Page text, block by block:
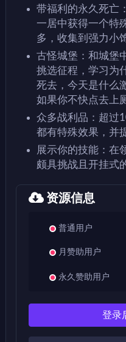
带福利的永久死亡
一居中获得一个特
多，收集到强力小
古怪城堡：和城堡
挑选征程，学习为
死去，今天是什么
如果你不快点去上
众多战利品：超过
都有特殊效果，并
展示你的技能：在
颇具挑战且开挂式
资源信息
普通用户
月赞助用户
永久赞助用户
登录